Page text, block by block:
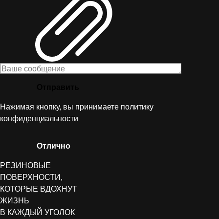
Нажимая кнопку, вы принимаете политику
конфиденциальности
Отлично
РЕЗИНОВЫЕ
ПОВЕРХНОСТИ,
КОТОРЫЕ ВДОХНУТ
ЖИЗНЬ
В КАЖДЫЙ УГОЛОК